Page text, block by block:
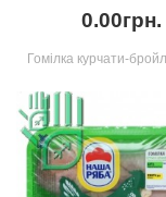
0.00грн.
Гомілка курчати-